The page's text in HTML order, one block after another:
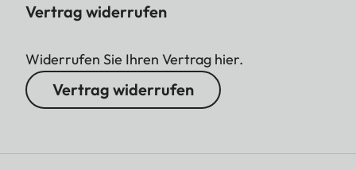
Vertrag widerrufen
Widerrufen Sie Ihren Vertrag hier.
Vertrag widerrufen